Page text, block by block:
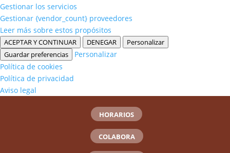
Gestionar los servicios
Gestionar {vendor_count} proveedores
Leer más sobre estos propósitos
ACEPTAR Y CONTINUAR DENEGAR
Personalizar
Guardar preferencias
Personalizar
Política de cookies
Política de privacidad
Aviso legal
HORARIOS
COLABORA